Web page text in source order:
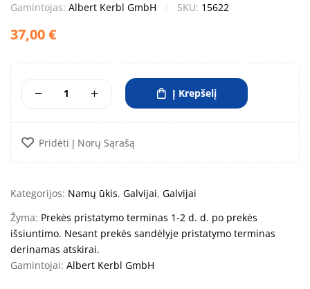
Gamintojas: Albert Kerbl GmbH SKU: 15622
37,00€
Į Krepšelį
Pridėti Į Norų Sąrašą
Kategorijos: Namų ūkis, Galvijai, Galvijai
Žyma: Prekės pristatymo terminas 1-2 d. d. po prekės
išsiuntimo. Nesant prekės sandėlyje pristatymo terminas
derinamas atskirai.
Gamintojai: Albert Kerbl GmbH